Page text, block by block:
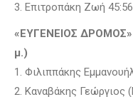
3. Επιτροπάκη Ζωή
«ΕΥΓΕΝΕΙΟΣ
μ.)
1. Φιλιππάκης
2. Καναβάκης